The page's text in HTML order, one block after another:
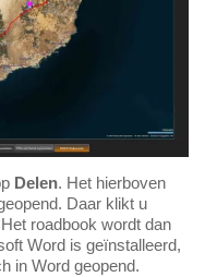
Delen. Het hierboven
Daar klikt u
roadbook wordt dan
Word is geïnstalleerd,
in Word geopend.